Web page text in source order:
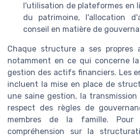
l'utilisation de plateformes en
du patrimoine, l'allocation
conseil en matière de
Chaque structure a ses propres
notamment en ce qui concerne
gestion des actifs financiers. Les
incluent la mise en place de
une saine gestion, la
respect des règles de
membres de la famille. Pour
compréhension sur la